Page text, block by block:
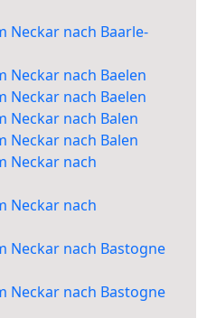
Neckar nach Baarle-
Neckar nach Baelen
Neckar nach Baelen
Neckar nach Balen
Neckar nach Balen
Neckar nach
Neckar nach
Neckar nach Bastogne
Neckar nach Bastogne